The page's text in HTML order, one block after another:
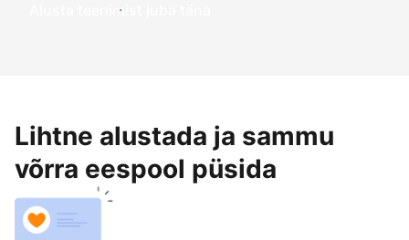
Alusta teenimist juba täna
Lihtne alustada ja sammu
võrra eespool püsida